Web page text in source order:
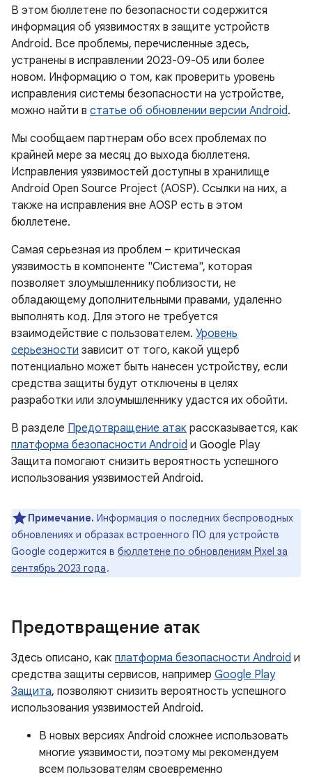
В этом бюллетене по безопасности содержится
информация об уязвимостях в защите устройств
Android. Все проблемы, перечисленные здесь,
устранены в исправлении 2023-09-05 или более
новом. Информацию о том, как проверить уровень
исправления системы безопасности на устройстве,
можно найти в статье об обновлении версии Android.
Мы сообщаем партнерам обо всех проблемах по
крайней мере за месяц до выхода бюллетеня.
Исправления уязвимостей доступны в хранилище
Android Open Source Project (AOSP). Ссылки на них, а
также на исправления вне AOSP есть в этом
бюллетене.
Самая серьезная из проблем – критическая
уязвимость в компоненте "Система", которая
позволяет злоумышленнику поблизости, не
обладающему дополнительными правами, удаленно
выполнять код. Для этого не требуется
взаимодействие с пользователем. Уровень
серьезности зависит от того, какой ущерб
потенциально может быть нанесен устройству, если
средства защиты будут отключены в целях
разработки или злоумышленнику удастся их обойти.
В разделе Предотвращение атак рассказывается, как
платформа безопасности Android и Google Play
Защита помогают снизить вероятность успешного
использования уязвимостей Android.
Примечание. Информация о последних беспроводных
обновлениях и образах встроенного ПО для устройств
Google содержится в бюллетене по обновлениям Pixel за
сентябрь 2023 года.
Предотвращение атак
Здесь описано, как платформа безопасности Android и
средства защиты сервисов, например Google Play
Защита, позволяют снизить вероятность успешного
использования уязвимостей Android.
В новых версиях Android сложнее использовать
многие уязвимости, поэтому мы рекомендуем
всем пользователям своевременно